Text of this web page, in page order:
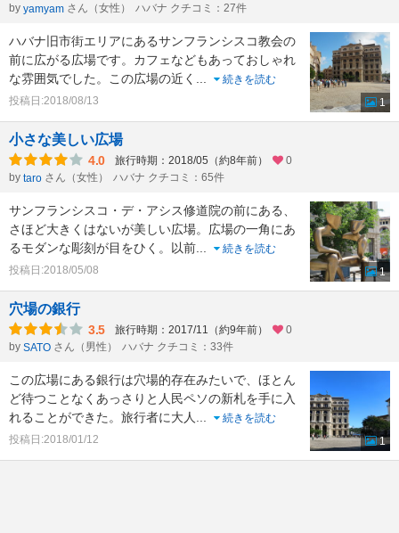
by yamyam さん（女性） ハバナ クチコミ：27件
ハバナ旧市街エリアにあるサンフランシスコ教会の
前に広がる広場です。カフェなどもあっておしゃれ
な雰囲気でした。この広場の近く ...
続きを読む
投稿日:2018/08/13
1
小さな美しい広場
4.0 旅行時期：2018/05（約8年前）
0
by taro さん（女性） ハバナ クチコミ：65件
サンフランシスコ・デ・アシス修道院の前にある、
さほど大きくはないが美しい広場。広場の一角にあ
るモダンな彫刻が目をひく。以前...
続きを読む
投稿日:2018/05/08
1
穴場の銀行
3.5 旅行時期：2017/11（約9年前）
0
by SATO さん（男性） ハバナ クチコミ：33件
この広場にある銀行は穴場的存在みたいで、ほとん
ど待つことなくあっさりと人民ペソの新札を手に入
れることができた。旅行者に大人...
続きを読む
投稿日:2018/01/12
1